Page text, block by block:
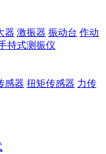
器 激振器 振动台 作动
持式测振仪
感器 扭矩传感器 力传